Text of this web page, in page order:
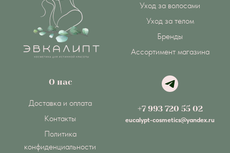
Уход за волосами
Уход за телом
Бренды
Ассортимент магазина
О нас
Доставка и оплата
Контакты
Политика
конфиденциальности
+7 993 720 55 02
eucalypt-cosmetics@yandex.ru